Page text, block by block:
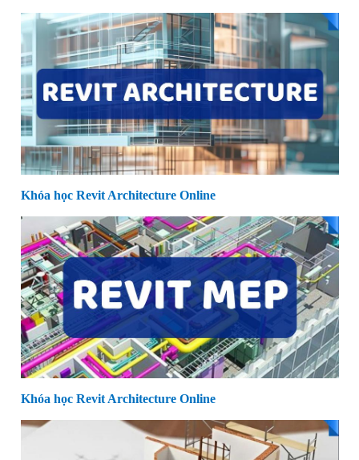
Khóa học Revit Architecture Online
Khóa học Revit Architecture Online